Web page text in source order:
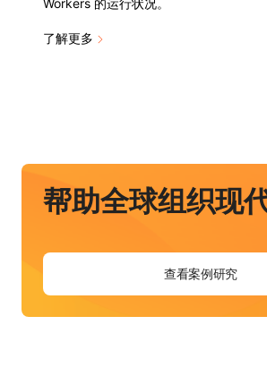
Workers 的运行状况。
了解更多
帮助全球组织现
查看案例研究